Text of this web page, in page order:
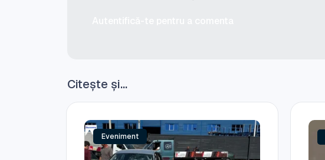
Citește și...
Eveniment